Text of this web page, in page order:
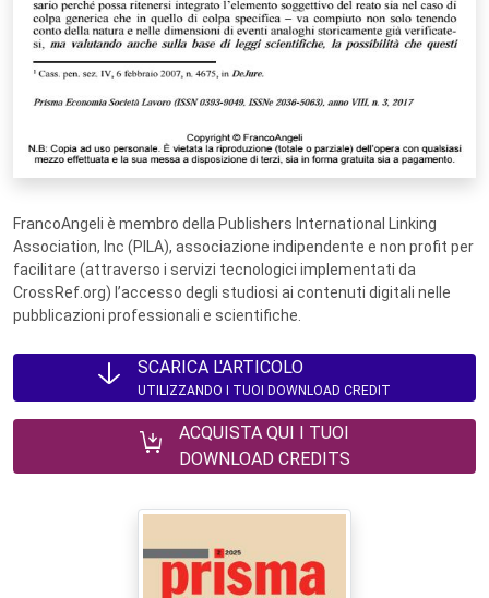
FrancoAngeli è membro della Publishers International Linking
Association, Inc (PILA), associazione indipendente e non profit per
facilitare (attraverso i servizi tecnologici implementati da
CrossRef.org) l’accesso degli studiosi ai contenuti digitali nelle
pubblicazioni professionali e scientifiche.
SCARICA L'ARTICOLO
UTILIZZANDO I TUOI DOWNLOAD CREDIT
ACQUISTA QUI I TUOI
DOWNLOAD CREDITS